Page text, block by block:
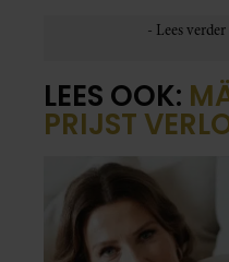
LEES OOK:
PRIJST